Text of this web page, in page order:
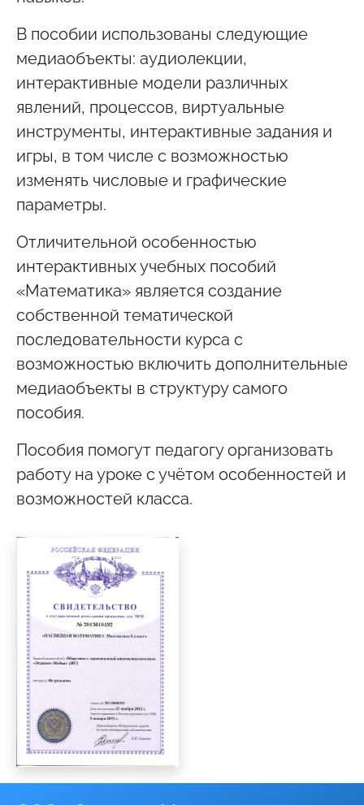
В пособии использованы следующие
медиаобъекты: аудиолекции,
интерактивные модели различных
явлений, процессов, виртуальные
инструменты, интерактивные задания и
игры, в том числе с возможностью
изменять числовые и графические
параметры.
Отличительной особенностью
интерактивных учебных пособий
«Математика» является создание
собственной тематической
последовательности курса с
возможностью включить дополнительные
медиаобъекты в структуру самого
пособия.
Пособия помогут педагогу организовать
работу на уроке с учётом особенностей и
возможностей класса.